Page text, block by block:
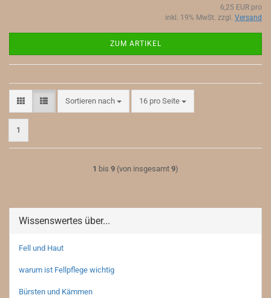
6,25 EUR pro
inkl. 19% MwSt. zzgl. Versand
ZUM ARTIKEL
Sortieren nach
Sortieren nach 16 pro Seite
pro Seite
1
1 bis 9 (von insgesamt 9)
Wissenswertes über...
Fell und Haut
warum ist Fellpflege wichtig
Bürsten und Kämmen